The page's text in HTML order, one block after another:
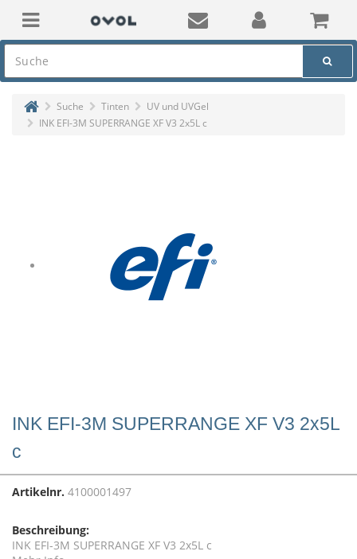
Suche Tinten
UV und UVGel
INK EFI-3M SUPERRANGE XF V3 2x5L c
INK EFI-3M SUPERRANGE XF V3 2x5L
c
Artikelnr. 4100001497
Beschreibung:
INK EFI-3M SUPERRANGE XF V3 2x5L c